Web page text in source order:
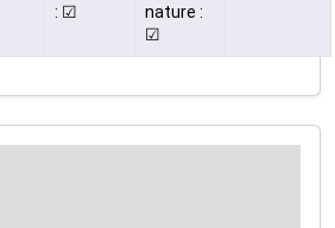
: ☑
nature :
☑